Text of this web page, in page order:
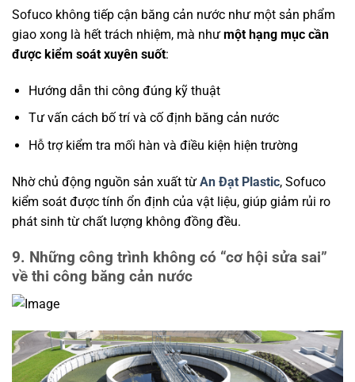
Sofuco không tiếp cận băng cản nước như một sản phẩm
giao xong là hết trách nhiệm, mà như một hạng mục cần
được kiểm soát xuyên suốt:
Hướng dẫn thi công đúng kỹ thuật
Tư vấn cách bố trí và cố định băng cản nước
Hỗ trợ kiểm tra mối hàn và điều kiện hiện trường
Nhờ chủ động nguồn sản xuất từ An Đạt Plastic, Sofuco
kiểm soát được tính ổn định của vật liệu, giúp giảm rủi ro
phát sinh từ chất lượng không đồng đều.
9. Những công trình không có “cơ hội sửa sai”
về thi công băng cản nước